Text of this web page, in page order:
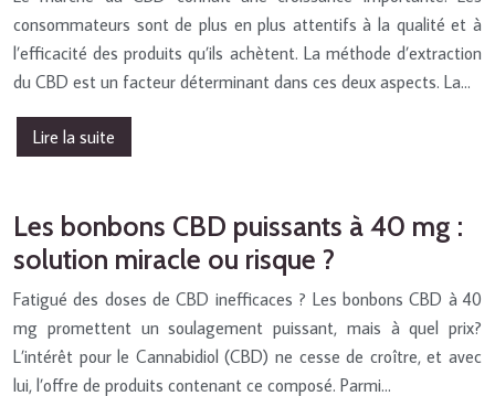
consommateurs sont de plus en plus attentifs à la qualité et à
l’efficacité des produits qu’ils achètent. La méthode d’extraction
du CBD est un facteur déterminant dans ces deux aspects. La…
Lire la suite
Les bonbons CBD puissants à 40 mg :
solution miracle ou risque ?
Fatigué des doses de CBD inefficaces ? Les bonbons CBD à 40
mg promettent un soulagement puissant, mais à quel prix?
L’intérêt pour le Cannabidiol (CBD) ne cesse de croître, et avec
lui, l’offre de produits contenant ce composé. Parmi…